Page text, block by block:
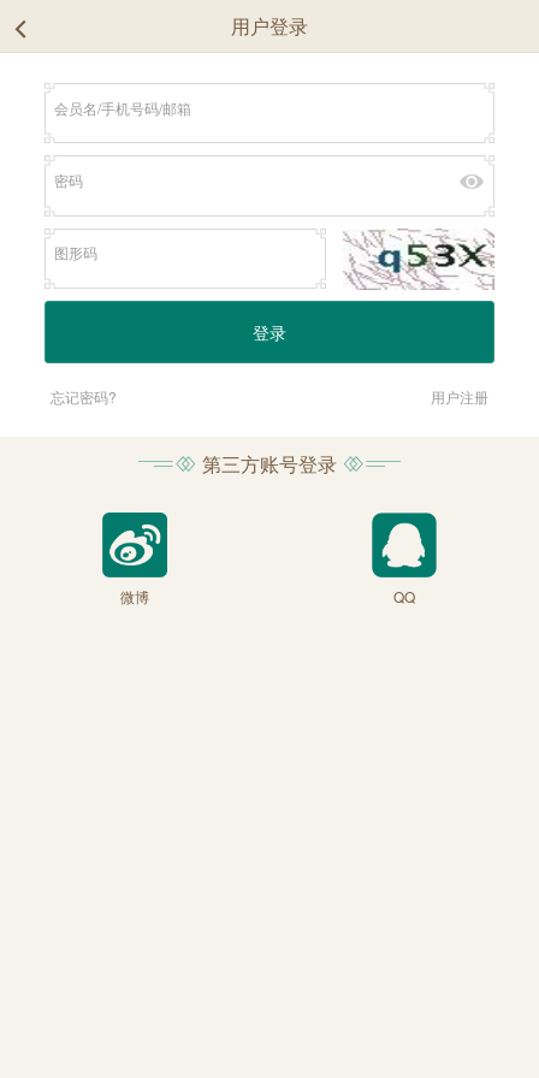
用户登录
忘记密码? 用户注册
第三方账号登录
微博 QQ